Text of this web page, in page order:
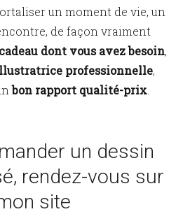
un moment de vie, un
de façon vraiment
dont vous avez besoin,
professionnelle,
bon rapport qualité-prix
un dessin
rendez-vous sur
site